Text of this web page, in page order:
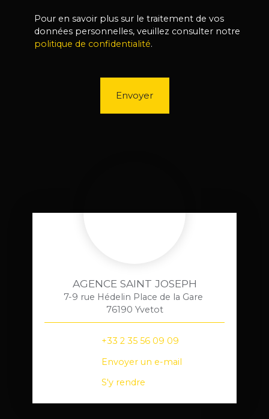
Pour en savoir plus sur le traitement de vos
données personnelles, veuillez consulter notre
politique de confidentialité.
Envoyer
AGENCE SAINT JOSEPH
7-9 rue Hédelin Place de la Gare
76190 Yvetot
+33 2 35 56 09 09
Envoyer un e-mail
S'y rendre